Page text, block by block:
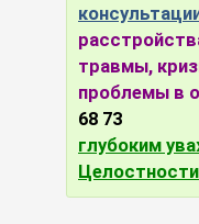
травмы,
проблемы в
68 73
глубоким
Целостности